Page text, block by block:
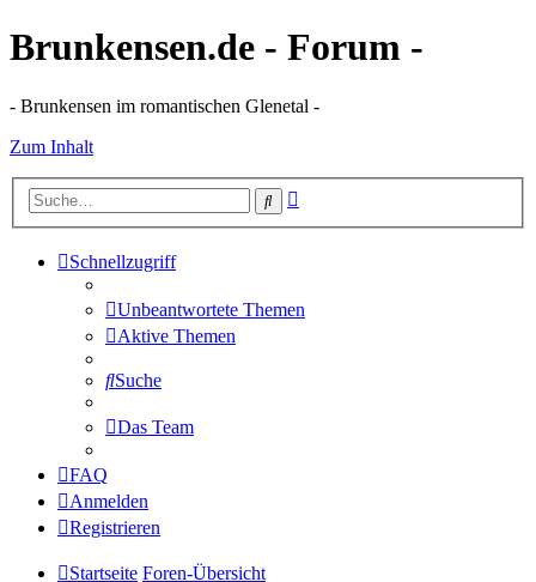
Brunkensen.de - Forum -
- Brunkensen im romantischen Glenetal -
Zum Inhalt
Suche
Schnellzugriff
Unbeantwortete Themen
Aktive Themen
Suche
Das Team
FAQ
Anmelden
Registrieren
Startseite Foren-Übersicht